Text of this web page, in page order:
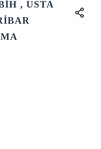
, USTA